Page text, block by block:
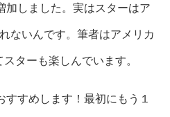
加しました。実はスターはア
ないんです。筆者はアメリカ
ターも楽しんでいます。
すめします！最初にもう１